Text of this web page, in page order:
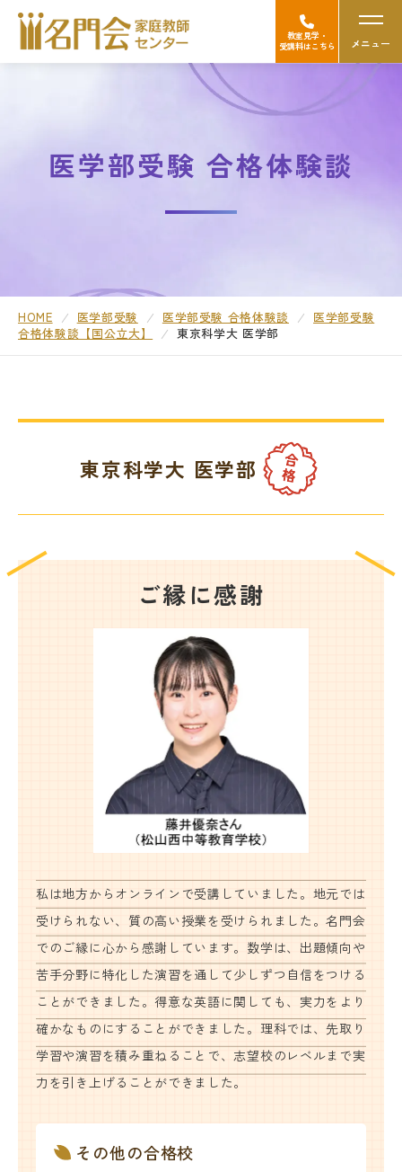
教室見学・
受講料はこちら メニュー
名門会の強み（選ばれる理由）
Googleの口コミを見る
大学受験
教室を探す
対策講座・特別コース
受講までの流れ 教室を探す
無料受験セミナ
プライバシーポリシー
カスタマーハラスメントに対する基本方針
リソー教育グループについて
名門会 公式SNS
名門会note「プロが明かす合格のヒン
ト」
資料請求・お問い合わせ
企業・メディアの方はこちら
医学部受験 合格体験談
HOME 医学部受験 医学部受験 合格体験談
医学部受験
合格体験談【国公立大】
東京科学大 医学部
東京科学大 医学部
ご縁に感謝
私は地方からオンラインで受講していました。地元では
受けられない、質の高い授業を受けられました。名門会
でのご縁に心から感謝しています。数学は、出題傾向や
苦手分野に特化した演習を通して少しずつ自信をつける
ことができました。得意な英語に関しても、実力をより
確かなものにすることができました。理科では、先取り
学習や演習を積み重ねることで、志望校のレベルまで実
力を引き上げることができました。
その他の合格校